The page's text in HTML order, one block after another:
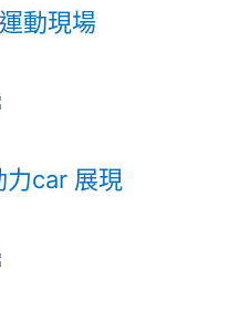
運動現場
力car 展現